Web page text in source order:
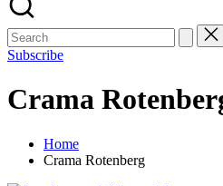
Subscribe
Crama
Home
Crama Rotenberg